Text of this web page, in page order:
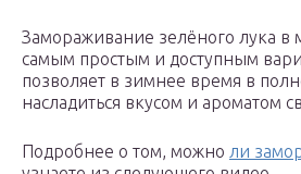
Замораживание зелёного лука в
самым простым и доступным
позволяет в зимнее время в
насладиться вкусом и ароматом
Подробнее о том, можно ли